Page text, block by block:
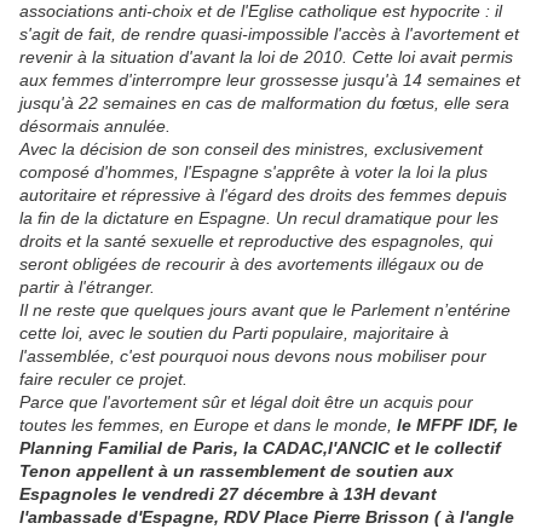
associations anti-choix et de l'Eglise catholique est hypocrite : il
s'agit de fait, de rendre quasi-impossible l'accès à l'avortement et
revenir à la situation d'avant la loi de 2010. Cette loi avait permis
aux femmes d'interrompre leur grossesse jusqu'à 14 semaines et
jusqu'à 22 semaines en cas de malformation du fœtus, elle sera
désormais annulée.
Avec la décision de son conseil des ministres, exclusivement
composé d'hommes, l'Espagne s'apprête à voter la loi la plus
autoritaire et répressive à l'égard des droits des femmes depuis
la fin de la dictature en Espagne. Un recul dramatique pour les
droits et la santé sexuelle et reproductive des espagnoles, qui
seront obligées de recourir à des avortements illégaux ou de
partir à l'étranger.
Il ne reste que quelques jours avant que le Parlement n’entérine
cette loi, avec le soutien du Parti populaire, majoritaire à
l'assemblée, c'est pourquoi nous devons nous mobiliser pour
faire reculer ce projet.
Parce que l'avortement sûr et légal doit être un acquis pour
toutes les femmes, en Europe et dans le monde, le MFPF IDF, le
Planning Familial de Paris, la CADAC,l'ANCIC et le collectif
Tenon appellent à un rassemblement de soutien aux
Espagnoles le vendredi 27 décembre à 13H devant
l'ambassade d'Espagne, RDV Place Pierre Brisson ( à l'angle